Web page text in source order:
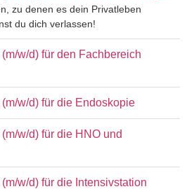
zu denen es dein Privatleben
du dich verlassen!
w/d) für den Fachbereich
w/d) für die Endoskopie
w/d) für die HNO und
w/d) für die Intensivstation